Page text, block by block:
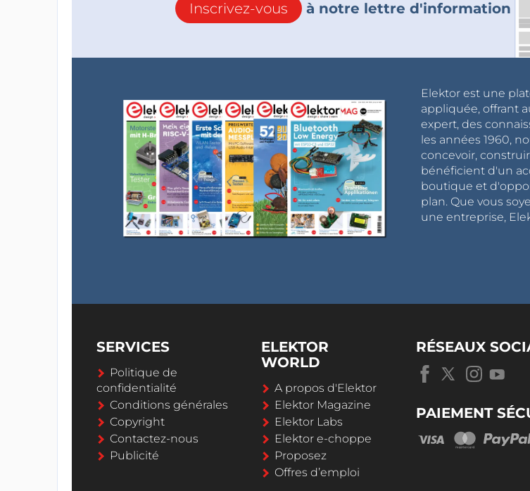
Inscrivez-vous à notre lettre d'information
Elektor est une
appliquée, offrant
expert, des
les années 1960,
concevoir,
bénéficient d'un
boutique et
plan. Que vous
une entreprise,
SERVICES
Politique de
confidentialité
Conditions générales
Copyright
Contactez-nous
Publicité
ELEKTOR
WORLD
A propos d'Elektor
Elektor Magazine
Elektor Labs
Elektor e-choppe
Proposez
Offres d’emploi
RÉSEAUX
PAIEMENT